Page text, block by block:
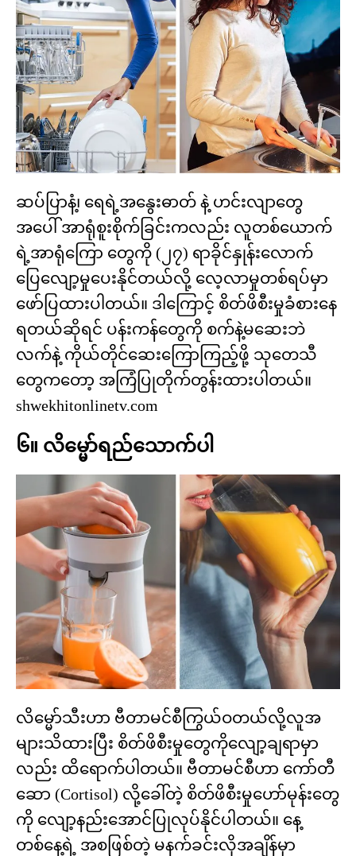
ဆပ်ပြာနံ့၊ ရေရဲ့အနွေးဓာတ် နဲ့ ဟင်းလျာတွေ
အပေါ် အာရုံစူးစိုက်ခြင်းကလည်း လူတစ်ယောက်
ရဲ့အာရုံကြော တွေကို (၂၇) ရာခိုင်နှုန်းလောက်
ပြေလျော့မှုပေးနိုင်တယ်လို့ လေ့လာမှုတစ်ရပ်မှာ
ဖော်ပြထားပါတယ်။ ဒါကြောင့် စိတ်ဖိစီးမှုခံစားနေ
ရတယ်ဆိုရင် ပန်းကန်တွေကို စက်နဲ့မဆေးဘဲ
လက်နဲ့ ကိုယ်တိုင်ဆေးကြောကြည့်ဖို့ သုတေသီ
တွေကတော့ အကြံပြုတိုက်တွန်းထားပါတယ်။
shwekhitonlinetv.com
၆။ လိမ္မော်ရည်သောက်ပါ
လိမ္မော်သီးဟာ ဗီတာမင်စီကြွယ်ဝတယ်လို့လူအ
များသိထားပြီး စိတ်ဖိစီးမှုတွေကိုလျော့ချရာမှာ
လည်း ထိရောက်ပါတယ်။ ဗီတာမင်စီဟာ ကော်တီ
ဆော (Cortisol) လို့ခေါ်တဲ့ စိတ်ဖိစီးမှုဟော်မုန်းတွေ
ကို လျော့နည်းအောင်ပြုလုပ်နိုင်ပါတယ်။ နေ့
တစ်နေ့ရဲ့ အစဖြစ်တဲ့ မနက်ခင်းလိုအချိန်မှာ